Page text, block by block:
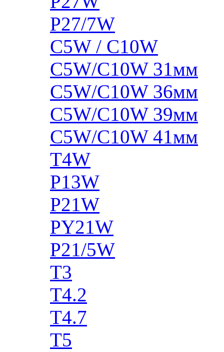
P27/7W
C5W / C10W
C5W/C10W 31мм
C5W/C10W 36мм
C5W/C10W 39мм
C5W/C10W 41мм
T4W
P13W
P21W
PY21W
P21/5W
T3
T4.2
T4.7
T5